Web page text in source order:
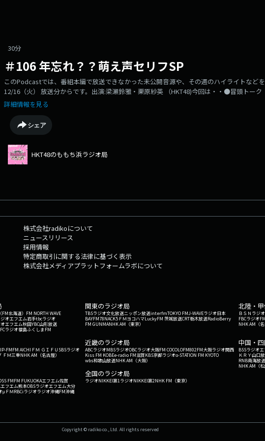
30分
＃106 年忘れ？？萌え声セリフSP
このPodcastでは、番組本編で放送できなかった未公開音源や、その週のハイライトなど
12/16（火） 放送分からです。出演:梁瀬鈴雅・栗原紗英 （HKT48)今回は・・●冒頭トー
①「年忘れ萌え声セリフSP」●番組②「HKT48 14周年 祝いまSHOW～さえちゃんver」ラ
ラジオ局」本放送もお楽しみください。毎週火曜23:30～RKBラジオで超絶OA中！！
詳細情報を見る
シェア
HKT48のももち浜ラジオ局
株式会社radikoについて
ニュースリリース
採用情報
特定商取引に関する法律に基づく表示
株式会社メディアプラットフォームラボについて
北海道） FM NORTH WAVE
オエフエム岩手tbcラジオ
エフエム秋田YBC山形放送
ラジオ福島ふくしまFM
関東のラジオ局
TBSラジオ文化放送ニッポン放送interfmTOKYO FMJ-WAVEラジオ日本
BAYFM78NACK5 ＦＭヨコハマLuckyFM 茨城放送CRT栃木放送RadioBerry
FM GUNMANHK AM（東京）
北陸・
ＢＳＮラジオ
FBCラジオ
NHK AM（名
FMFM AICHI ＦＭ ＧＩＦＵ SBSラジオ
ＦＭ三重NHK AM（名古屋）
近畿のラジオ局
ABCラジオMBSラジオOBCラジオ大阪FM COCOLOFM802FM大阪ラジオ関西
Kiss FM KOBEe-radio FM滋賀KBS京都ラジオα-STATION FM KYOTO
wbs和歌山放送NHK AM（大阪）
中国・
BSSラジオエ
ＫＲＹ山口
RNB南海放送
NHK AM（松
FMFM FUKUOKAエフエム佐賀
フエム熊本OBSラジオエフエム大分
μＦＭRBCiラジオラジオ沖縄FM沖縄
全国のラジオ局
ラジオNIKKEI第1ラジオNIKKEI第2NHK FM（東京）
Copyright © radiko co., Ltd. All rights reserved